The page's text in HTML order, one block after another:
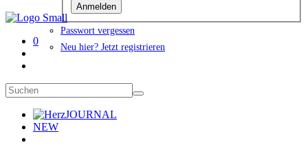
Anmelden
Passwort vergessen
Neu hier? Jetzt registrieren
0
JOURNAL
NEW